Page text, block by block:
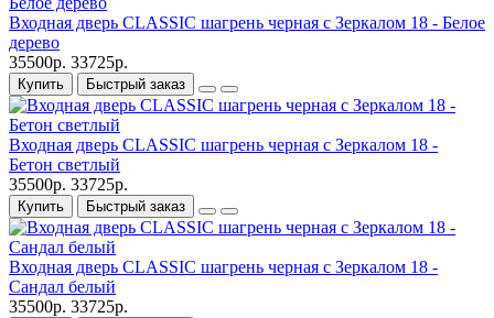
Входная дверь CLASSIC шагрень черная с Зеркалом 18 - Белое
дерево
35500р. 33725р.
Купить Быстрый заказ
Входная дверь CLASSIC шагрень черная с Зеркалом 18 -
Бетон светлый
35500р. 33725р.
Купить Быстрый заказ
Входная дверь CLASSIC шагрень черная с Зеркалом 18 -
Сандал белый
35500р. 33725р.